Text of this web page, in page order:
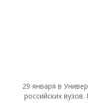
29 января в
российских